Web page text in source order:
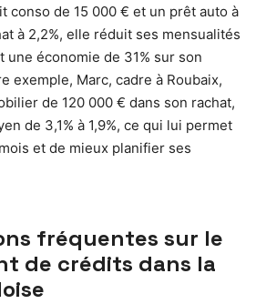
conso de 15 000 € et un prêt auto à
à 2,2%, elle réduit ses mensualités
économie de 31% sur son
exemple, Marc, cadre à Roubaix,
de 120 000 € dans son rachat,
de 3,1% à 1,9%, ce qui lui permet
et de mieux planifier ses
fréquentes sur le
de crédits dans la